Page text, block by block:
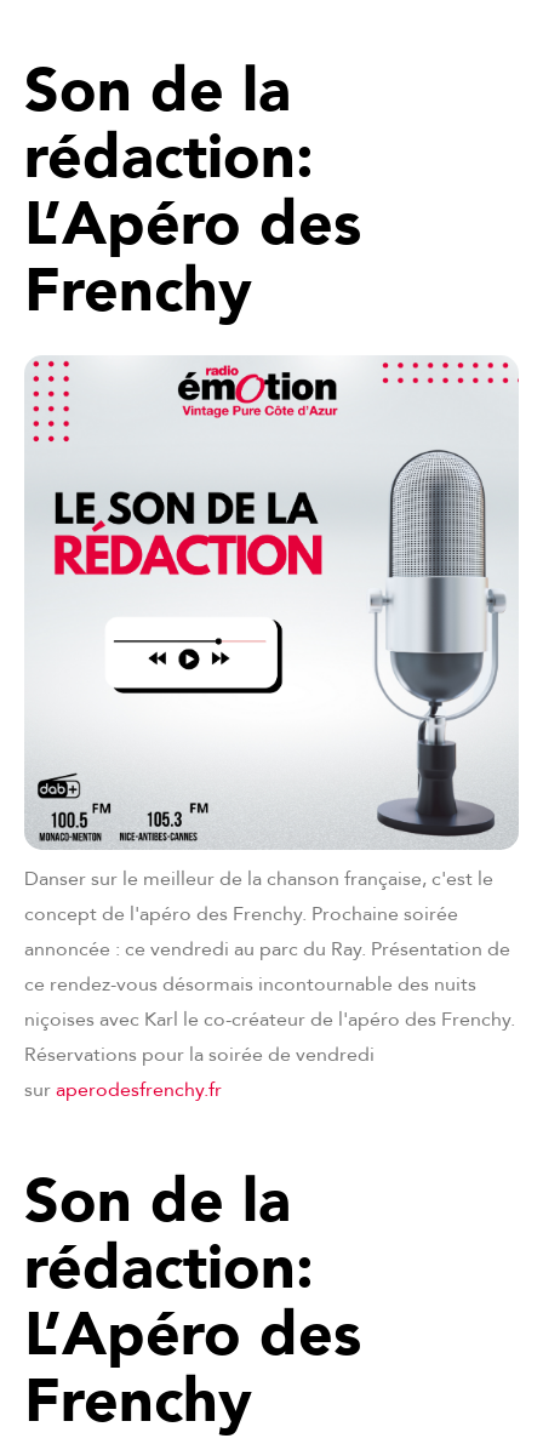
Son de la
rédaction:
L’Apéro des
Frenchy
Danser sur le meilleur de la chanson française, c'est le
concept de l'apéro des Frenchy. Prochaine soirée
annoncée : ce vendredi au parc du Ray. Présentation de
ce rendez-vous désormais incontournable des nuits
niçoises avec Karl le co-créateur de l'apéro des Frenchy.
Réservations pour la soirée de vendredi
suraperodesfrenchy.fr
Son de la
rédaction:
L’Apéro des
Frenchy